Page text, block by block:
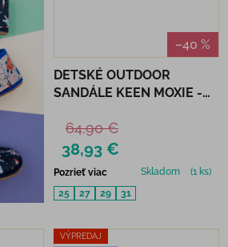
–40 %
DETSKÉ OUTDOOR
SANDÁLE KEEN MOXIE -
LEMONADE
38,93 €
64,90 €
Pozrieť viac Skladom
(1 ks)
25
27 29 31
VÝPREDAJ